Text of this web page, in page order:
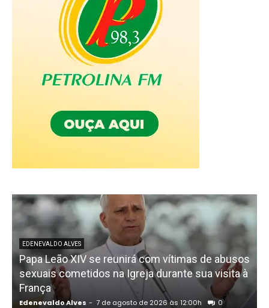
EDENEVALDO ALVES
Papa Leão XIV se reunirá com vítimas de abusos
sexuais cometidos na Igreja durante sua visita à
França
Edenevaldo Alves - 7 de agosto de 2026 às 12:00h 0